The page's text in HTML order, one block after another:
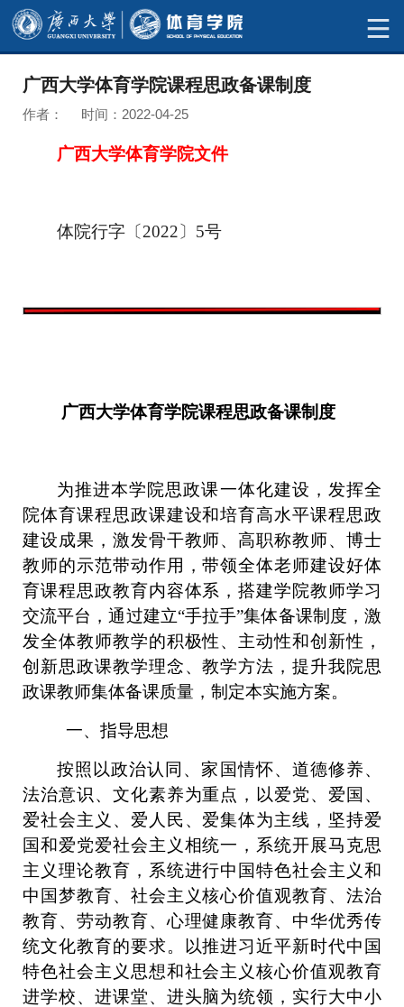
广西大学体育学院课程思政备课制度
作者： 时间：2022-04-25
广西大学体育学院文件
体院行字 〔 2022 〕 5号
广西大学体育学院课程思政备课制度
为推进本学院思政课一体化建设，发挥全
院体育课程思政课建设和培育高水平课程思政
建设成果，激发骨干教师、高职称教师、博士
教师的示范带动作用，带领全体老师建设好体
育课程思政教育内容体系，搭建学院教师学习
交流平台，通过建立“手拉手”集体备课制度，激
发全体教师教学的积极性、主动性和创新性，
创新思政课教学理念、教学方法，提升我院思
政课教师集体备课质量，制定本实施方案。
一、指导思想
按照以政治认同、家国情怀、道德修养、
法治意识、文化素养为重点，以爱党、爱国、
爱社会主义、爱人民、爱集体为主线，坚持爱
国和爱党爱社会主义相统一，系统开展马克思
主义理论教育，系统进行中国特色社会主义和
中国梦教育、社会主义核心价值观教育、法治
教育、劳动教育、心理健康教育、中华优秀传
统文化教育的要求。以推进习近平新时代中国
特色社会主义思想和社会主义核心价值观教育
进学校、进课堂、进头脑为统领，实行大中小